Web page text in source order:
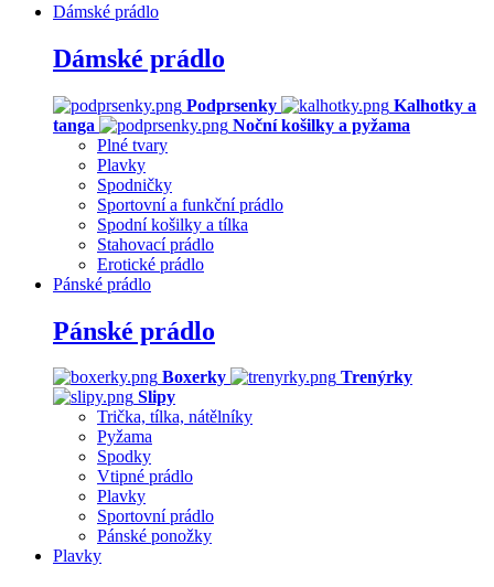
Dámské prádlo
Dámské prádlo
Podprsenky
Kalhotky a
tanga
Noční košilky a pyžama
Plné tvary
Plavky
Spodničky
Sportovní a funkční prádlo
Spodní košilky a tílka
Stahovací prádlo
Erotické prádlo
Pánské prádlo
Pánské prádlo
Boxerky
Trenýrky
Slipy
Trička, tílka, nátělníky
Pyžama
Spodky
Vtipné prádlo
Plavky
Sportovní prádlo
Pánské ponožky
Plavky